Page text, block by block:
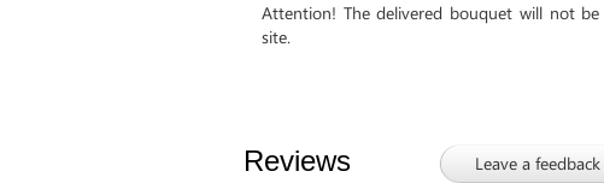
Attention! The delivered bouquet will not
site.
Reviews Leave a feedback